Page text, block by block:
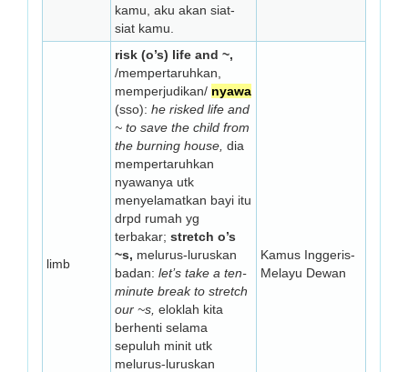
kamu, aku akan siat-
siat kamu.
limb
risk (o’s) life and ~,
/mempertaruhkan,
memperjudikan/ nyawa
(sso): he risked life and
~ to save the child from
the burning house, dia
mempertaruhkan
nyawanya utk
menyelamatkan bayi itu
drpd rumah yg
terbakar; stretch o’s
~s, melurus-luruskan
badan: let’s take a ten-
minute break to stretch
our ~s, eloklah kita
berhenti selama
sepuluh minit utk
melurus-luruskan
Kamus Inggeris-
Melayu Dewan